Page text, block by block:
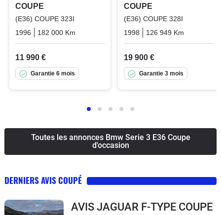
COUPE
(E36) COUPE 323I
1996
182 000 Km Essence
11 990 €
Garantie 6 mois
COUPE
(E36) COUPE 328I
1998
126 949 Km
19 900 €
Garantie 3 mois
Toutes les annonces Bmw Serie 3 E36 Coupe
d'occasion
DERNIERS AVIS COUPÉ
AVIS JAGUAR F-TYPE COUPE